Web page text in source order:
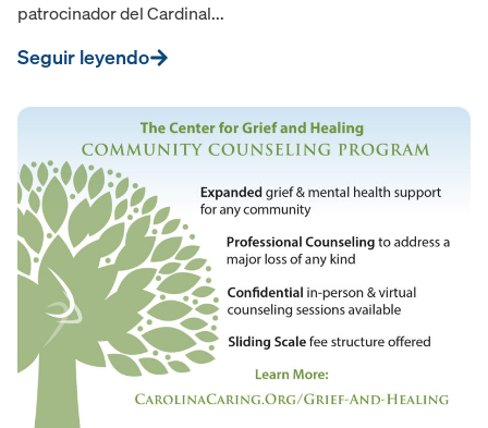
patrocinador del Cardinal...
Seguir leyendo